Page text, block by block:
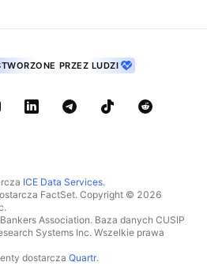
PRZEZ LUDZI
ICE Data Services.
FactSet. Copyright © 2026
Association. Baza danych CUSIP
Systems Inc. Wszelkie prawa
dostarcza Quartr.